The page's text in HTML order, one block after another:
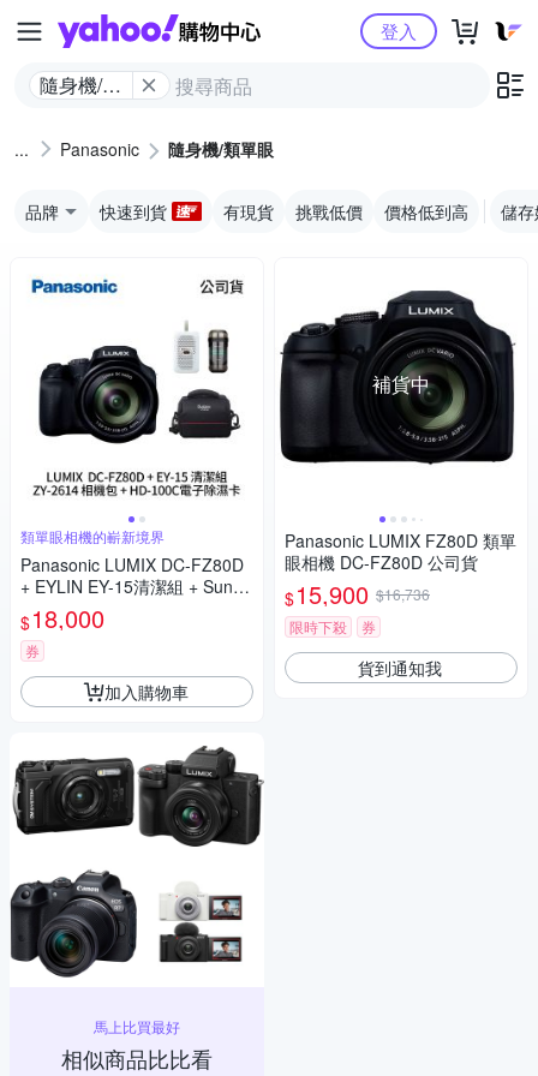
Yahoo購物中心
隨身機/類
登入
Panasonic 隨身機/類單眼
品牌 快速到貨 有現貨 挑戰低價 價格低到高 儲
類單眼相機的嶄新境界
Panasonic LUMIX DC-FZ80D
+ EYLIN EY-15清潔組 + SunLi
ght ZY-2614相機包 + EirMai 銳
瑪 HD-100C電子除濕卡 FZ80
D (公司貨)
$18,000
券
加入購物車
馬上比買最好
相似商品比比看
補貨中
Panasonic LUMIX FZ80D 類單
眼相機 DC-FZ80D 公司貨
$15,900 $16,736
限時下殺
券
貨到通知我